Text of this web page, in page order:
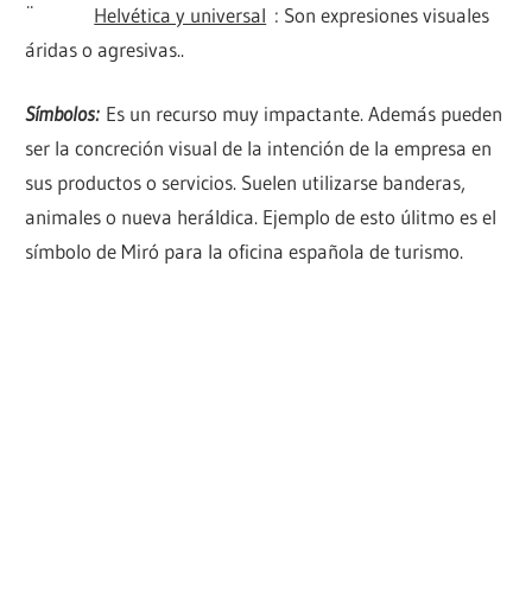
¨ Helvética y universal : Son expresiones visuales
áridas o agresivas..
Símbolos: Es un recurso muy impactante. Además pueden
ser la concreción visual de la intención de la empresa en
sus productos o servicios. Suelen utilizarse banderas,
animales o nueva heráldica. Ejemplo de esto úlitmo es el
símbolo de Miró para la oficina española de turismo.